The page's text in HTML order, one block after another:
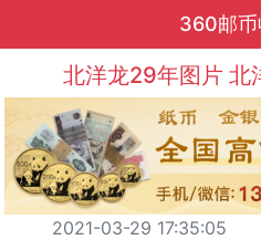
360邮币
北洋龙29年图片 北
2021-03-29 17:35:05